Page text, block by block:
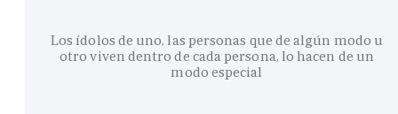
Los ídolos de uno, las personas que de algún modo u
otro viven dentro de cada persona, lo hacen de un
modo especial